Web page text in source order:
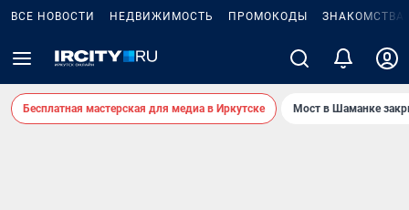
ВСЕ НОВОСТИ НЕДВИЖИМОСТЬ ПРОМОКОДЫ ЗНАКОМСТВА
Бесплатная мастерская для медиа в Иркутске Мост в Шаманке